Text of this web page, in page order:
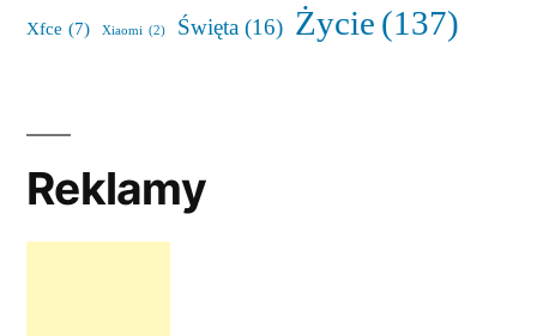
Xfce (7) Xiaomi (2) Święta (16) Życie(137)
Reklamy